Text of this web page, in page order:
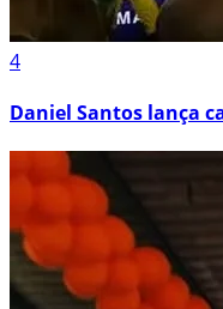
4
Daniel Santos lança